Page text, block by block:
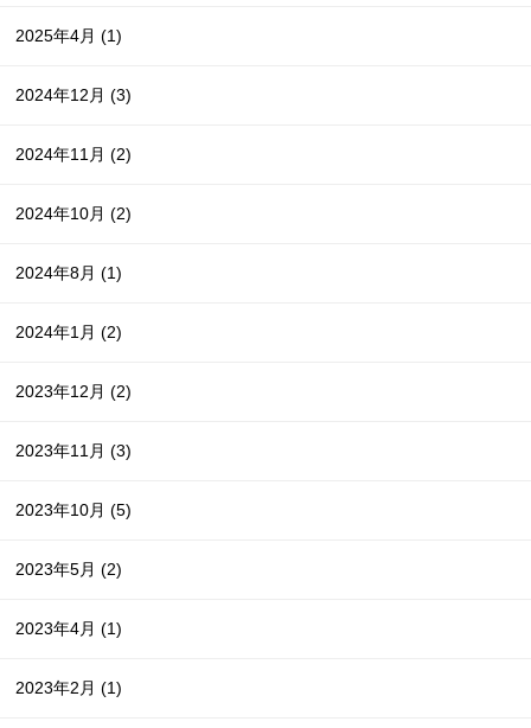
2025年4月(1)
2024年12月(3)
2024年11月(2)
2024年10月(2)
2024年8月(1)
2024年1月(2)
2023年12月(2)
2023年11月(3)
2023年10月(5)
2023年5月(2)
2023年4月(1)
2023年2月(1)